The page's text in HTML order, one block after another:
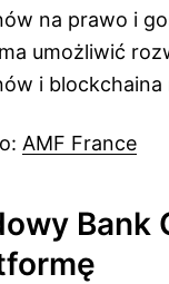
na prawo i
umożliwić
i blockchaina
AMF France
Bank